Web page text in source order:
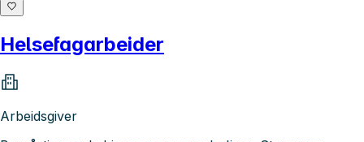
Helsefagarbeider
Arbeidsgiver